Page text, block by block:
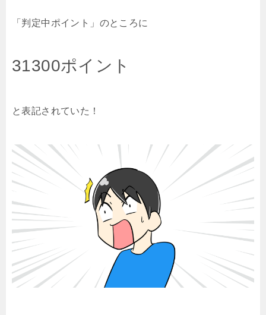
「判定中ポイント」のところに
31300ポイント
と表記されていた！